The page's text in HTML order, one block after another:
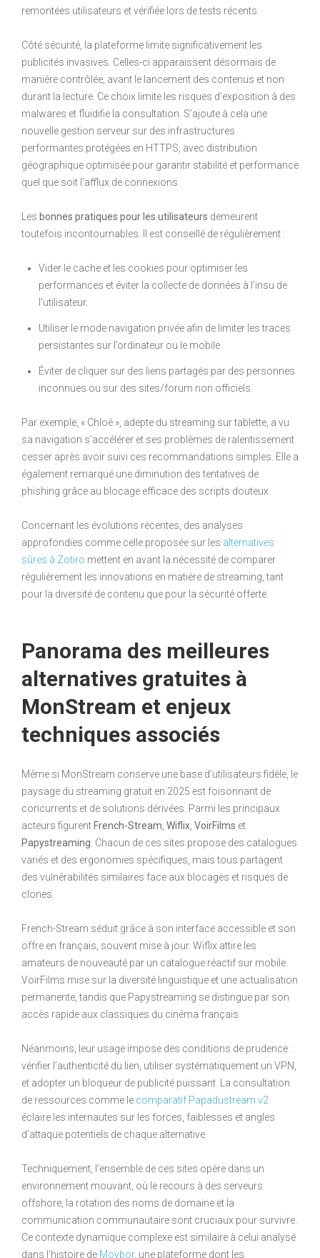
remontées utilisateurs et vérifiée lors de tests récents.
Côté sécurité, la plateforme limite significativement les
publicités invasives. Celles-ci apparaissent désormais de
manière contrôlée, avant le lancement des contenus et non
durant la lecture. Ce choix limite les risques d’exposition à des
malwares et fluidifie la consultation. S’ajoute à cela une
nouvelle gestion serveur sur des infrastructures
performantes protégées en HTTPS, avec distribution
géographique optimisée pour garantir stabilité et performance
quel que soit l’afflux de connexions.
Les bonnes pratiques pour les utilisateurs demeurent
toutefois incontournables. Il est conseillé de régulièrement :
Vider le cache et les cookies pour optimiser les
performances et éviter la collecte de données à l’insu de
l’utilisateur.
Utiliser le mode navigation privée afin de limiter les traces
persistantes sur l’ordinateur ou le mobile.
Éviter de cliquer sur des liens partagés par des personnes
inconnues ou sur des sites/forum non officiels.
Par exemple, « Chloé », adepte du streaming sur tablette, a vu
sa navigation s’accélérer et ses problèmes de ralentissement
cesser après avoir suivi ces recommandations simples. Elle a
également remarqué une diminution des tentatives de
phishing grâce au blocage efficace des scripts douteux.
Concernant les évolutions récentes, des analyses
approfondies comme celle proposée sur les alternatives
sûres à Zotiro mettent en avant la nécessité de comparer
régulièrement les innovations en matière de streaming, tant
pour la diversité de contenu que pour la sécurité offerte.
Panorama des meilleures
alternatives gratuites à
MonStream et enjeux
techniques associés
Même si MonStream conserve une base d’utilisateurs fidèle, le
paysage du streaming gratuit en 2025 est foisonnant de
concurrents et de solutions dérivées. Parmi les principaux
acteurs figurent French-Stream Wiflix VoirFilms et
Papystreaming . Chacun de ces sites propose des catalogues
variés et des ergonomies spécifiques, mais tous partagent
des vulnérabilités similaires face aux blocages et risques de
clones.
French-Stream séduit grâce à son interface accessible et son
offre en français, souvent mise à jour. Wiflix attire les
amateurs de nouveauté par un catalogue réactif sur mobile.
VoirFilms mise sur la diversité linguistique et une actualisation
permanente, tandis que Papystreaming se distingue par son
accès rapide aux classiques du cinéma français.
Néanmoins, leur usage impose des conditions de prudence :
vérifier l’authenticité du lien, utiliser systématiquement un VPN,
et adopter un bloqueur de publicité puissant. La consultation
de ressources comme le comparatif Papadustream v2
éclaire les internautes sur les forces, faiblesses et angles
d’attaque potentiels de chaque alternative.
Techniquement, l’ensemble de ces sites opère dans un
environnement mouvant, où le recours à des serveurs
offshore, la rotation des noms de domaine et la
communication communautaire sont cruciaux pour survivre.
Ce contexte dynamique complexe est similaire à celui analysé
dans l’histoire de Movbor, une plateforme dont les